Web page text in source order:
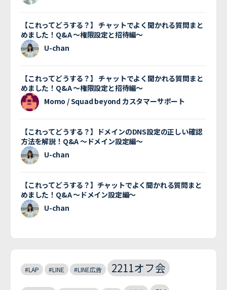
【これってどうする？】 チャットでよく聞かれる質問まと
めました！Q&A 〜権限設定と招待編〜
U-chan
【これってどうする？】 チャットでよく聞かれる質問まと
めました！Q&A 〜権限設定と招待編〜
Momo / Squad beyond カスタマーサポート
【これってどうする？】ドメインのDNS設定の正しい確認
方法を解説！Q&A 〜ドメイン設定編〜
U-chan
【これってどうする？】チャットでよく聞かれる質問まと
めました！Q&A 〜ドメイン設定編〜
U-chan
#LAP #LINE #LINE広告 2211オフ会